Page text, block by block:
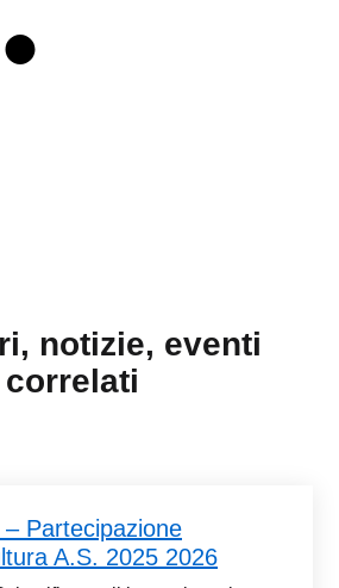
notizie, eventi
correlati
– Partecipazione
A.S. 2025 2026